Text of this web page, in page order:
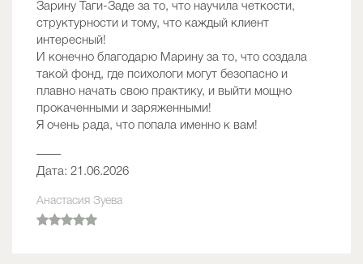
Зарину Таги-Заде за то, что научила четкости,
структурности и тому, что каждый клиент
интересный!
И конечно благодарю Марину за то, что создала
такой фонд, где психологи могут безопасно и
плавно начать свою практику, и выйти мощно
прокаченными и заряженными!
Я очень рада, что попала именно к вам!
——
Дата: 21.06.2026
Анастасия Зуева